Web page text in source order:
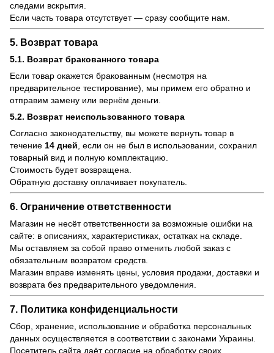
следами вскрытия.
Если часть товара отсутствует — сразу сообщите нам.
5. Возврат товара
5.1. Возврат бракованного товара
Если товар окажется бракованным (несмотря на
предварительное тестирование), мы примем его обратно и
отправим замену или вернём деньги.
5.2. Возврат неиспользованного товара
Согласно законодательству, вы можете вернуть товар в
течение 14 дней , если он не был в использовании, сохранил
товарный вид и полную комплектацию.
Стоимость будет возвращена.
Обратную доставку оплачивает покупатель.
6. Ограничение ответственности
Магазин не несёт ответственности за возможные ошибки на
сайте: в описаниях, характеристиках, остатках на складе.
Мы оставляем за собой право отменить любой заказ с
обязательным возвратом средств.
Магазин вправе изменять цены, условия продажи, доставки и
возврата без предварительного уведомления.
7. Политика конфиденциальности
Сбор, хранение, использование и обработка персональных
данных осуществляется в соответствии с законами Украины.
Посетитель сайта даёт согласие на обработку своих